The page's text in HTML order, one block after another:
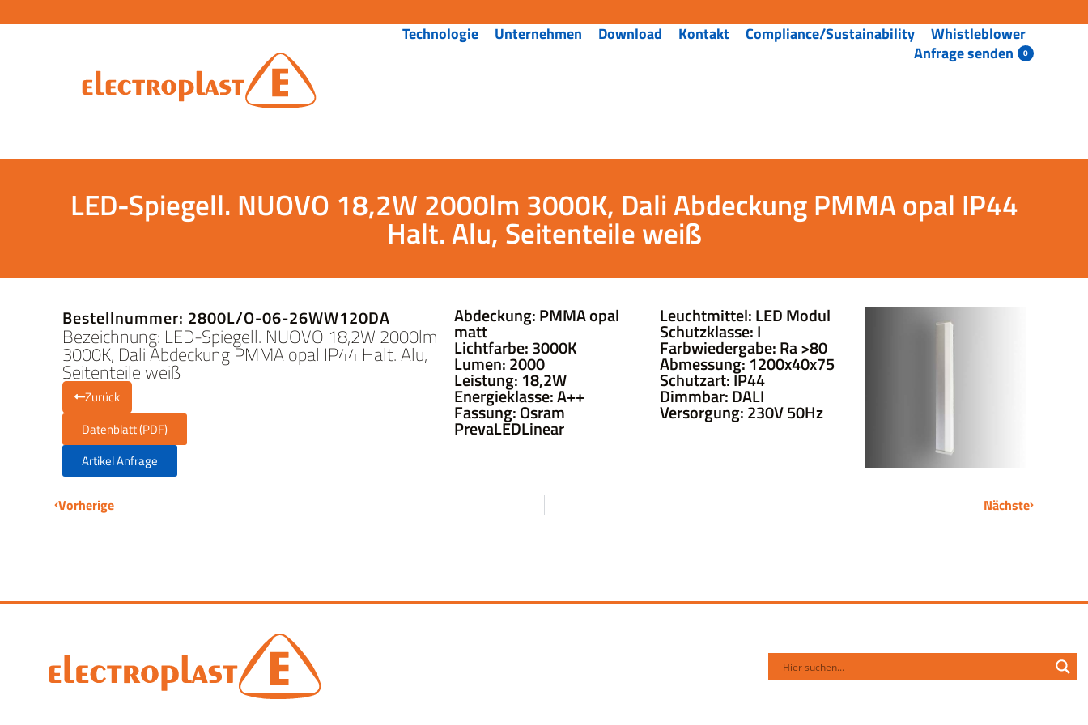
Technologie Unternehmen Download Kontakt Compliance/Sustainability
Whistleblower
Anfrage senden
LED-Spiegell. NUOVO 18,2W 2000lm 3000K, Dali Abdeckung PMMA opal IP44
Halt. Alu, Seitenteile weiß
Bestellnummer: 2800L/O-06-26WW120DA
Bezeichnung: LED-Spiegell. NUOVO 18,2W 2000lm
3000K, Dali Abdeckung PMMA opal IP44 Halt. Alu,
Seitenteile weiß
Zurück
Datenblatt (PDF)
Artikel Anfrage
Abdeckung: PMMA opal
matt
Lichtfarbe: 3000K
Lumen: 2000
Leistung: 18,2W
Energieklasse: A++
Fassung: Osram
PrevaLEDLinear
Leuchtmittel: LED Modul
Schutzklasse: I
Farbwiedergabe: Ra >80
Abmessung: 1200x40x75
Schutzart: IP44
Dimmbar: DALI
Versorgung: 230V 50Hz
Vorherige Nächste